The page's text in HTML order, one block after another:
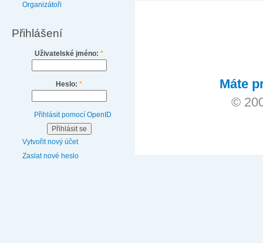
Organizátoři
Přihlášení
Uživatelské jméno: *
Heslo: *
Přihlásit pomocí OpenID
Vytvořit nový účet
Zaslat nové heslo
Máte
©